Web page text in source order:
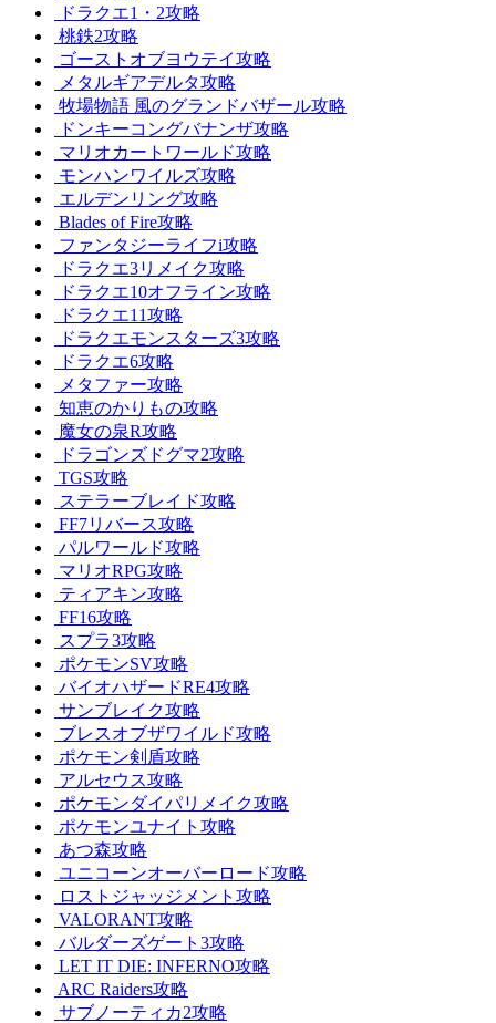
ドラクエ1・2攻略
桃鉄2攻略
ゴーストオブヨウテイ攻略
メタルギアデルタ攻略
牧場物語 風のグランドバザール攻略
ドンキーコングバナンザ攻略
マリオカートワールド攻略
モンハンワイルズ攻略
エルデンリング攻略
Blades of Fire攻略
ファンタジーライフi攻略
ドラクエ3リメイク攻略
ドラクエ10オフライン攻略
ドラクエ11攻略
ドラクエモンスターズ3攻略
ドラクエ6攻略
メタファー攻略
知恵のかりもの攻略
魔女の泉R攻略
ドラゴンズドグマ2攻略
TGS攻略
ステラーブレイド攻略
FF7リバース攻略
パルワールド攻略
マリオRPG攻略
ティアキン攻略
FF16攻略
スプラ3攻略
ポケモンSV攻略
バイオハザードRE4攻略
サンブレイク攻略
ブレスオブザワイルド攻略
ポケモン剣盾攻略
アルセウス攻略
ポケモンダイパリメイク攻略
ポケモンユナイト攻略
あつ森攻略
ユニコーンオーバーロード攻略
ロストジャッジメント攻略
VALORANT攻略
バルダーズゲート3攻略
LET IT DIE: INFERNO攻略
ARC Raiders攻略
サブノーティカ2攻略